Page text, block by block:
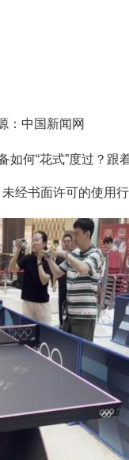
：中国新闻网
何“花式”度过？跟
经书面许可的使用